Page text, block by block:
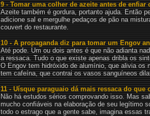
9 - Tomar uma colher de azeite antes de enfiar
Azeite também é gordura, portanto ajuda. Então
adicione sal e mergulhe pedaços de pão na
couvert do restaurante.
10 - A propaganda diz para tomar um Engov
Até pode. Um ou dois antes é que não adianta
a ressaca. Tudo o que existe apenas dribla os
O Engov tem hidróxido de alumínio, que alivia
tem cafeína, que contrai os vasos sanguíneos
11 - Uísque paraguaio dá mais ressaca do que
Não há estudos sérios comprovando isso. Mas
mucho confiáveis na elaboração de seu legítimo
todo o estrago que a gente sabe, imagina essas